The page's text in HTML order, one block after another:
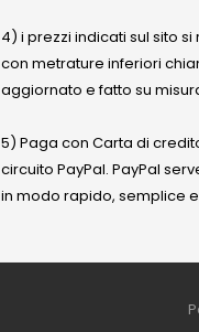
4) i prezzi indicati sul sito
con metrature inferiori
aggiornato e fatto su
5) Paga con Carta di
circuito PayPal. PayPal
in modo rapido, semplice